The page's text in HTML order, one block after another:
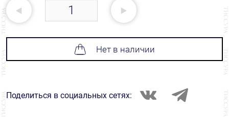
Нет в наличии
Поделиться в социальных сетях: